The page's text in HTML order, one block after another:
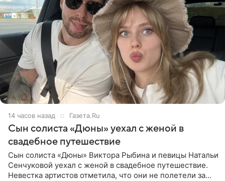
14 часов назад Газета.Ru
Сын солиста «Дюны» уехал с женой в
свадебное путешествие
Сын солиста «Дюны» Виктора Рыбина и певицы Натальи
Сенчуковой уехал с женой в свадебное путешествие.
Невестка артистов отметила, что они не полетели за